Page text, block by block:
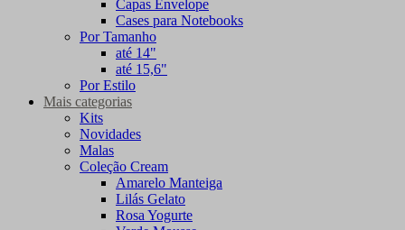
Capas Envelope
Cases para Notebooks
Por Tamanho
até 14"
até 15,6"
Por Estilo
Mais categorias
Kits
Novidades
Malas
Coleção Cream
Amarelo Manteiga
Lilás Gelato
Rosa Yogurte